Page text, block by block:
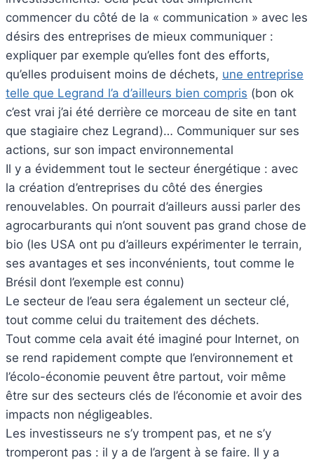
commencer du côté de la « communication » avec les
désirs des entreprises de mieux communiquer :
expliquer par exemple qu’elles font des efforts,
qu’elles produisent moins de déchets, une entreprise
telle que Legrand l’a d’ailleurs bien compris (bon ok
c’est vrai j’ai été derrière ce morceau de site en tant
que stagiaire chez Legrand)… Communiquer sur ses
actions, sur son impact environnemental
Il y a évidemment tout le secteur énergétique : avec
la création d’entreprises du côté des énergies
renouvelables. On pourrait d’ailleurs aussi parler des
agrocarburants qui n’ont souvent pas grand chose de
bio (les USA ont pu d’ailleurs expérimenter le terrain,
ses avantages et ses inconvénients, tout comme le
Brésil dont l’exemple est connu)
Le secteur de l’eau sera également un secteur clé,
tout comme celui du traitement des déchets.
Tout comme cela avait été imaginé pour Internet, on
se rend rapidement compte que l’environnement et
l’écolo-économie peuvent être partout, voir même
être sur des secteurs clés de l’économie et avoir des
impacts non négligeables.
Les investisseurs ne s’y trompent pas, et ne s’y
tromperont pas : il y a de l’argent à se faire. Il y a